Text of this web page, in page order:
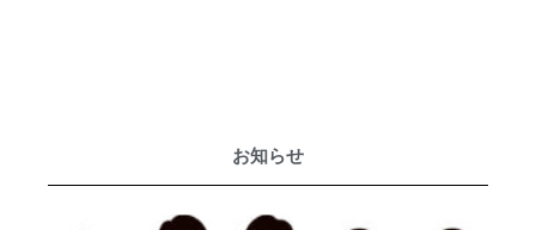
お知らせ